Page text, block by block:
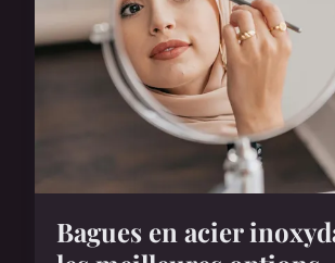
Bagues en acier